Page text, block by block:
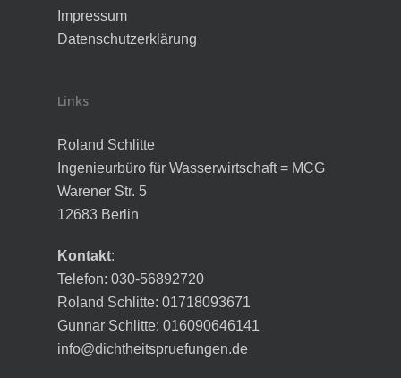
Impressum
Datenschutzerklärung
Links
Roland Schlitte
Ingenieurbüro für Wasserwirtschaft = MCG
Warener Str. 5
12683 Berlin
Kontakt:
Telefon: 030-56892720
Roland Schlitte: 01718093671
Gunnar Schlitte: 016090646141
info@dichtheitspruefungen.de